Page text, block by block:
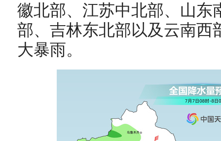
徽北部、江苏中北部、山东
部、吉林东北部以及云南西
大暴雨。